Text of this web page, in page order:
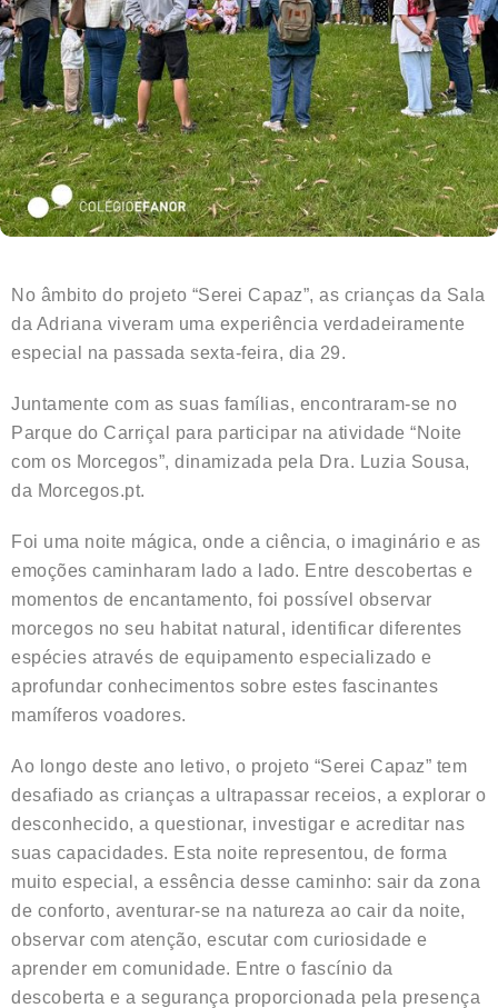
No âmbito do projeto “Serei Capaz”, as crianças da Sala
da Adriana viveram uma experiência verdadeiramente
especial na passada sexta-feira, dia 29.
Juntamente com as suas famílias, encontraram-se no
Parque do Carriçal para participar na atividade “Noite
com os Morcegos”, dinamizada pela Dra. Luzia Sousa,
da Morcegos.pt.
Foi uma noite mágica, onde a ciência, o imaginário e as
emoções caminharam lado a lado. Entre descobertas e
momentos de encantamento, foi possível observar
morcegos no seu habitat natural, identificar diferentes
espécies através de equipamento especializado e
aprofundar conhecimentos sobre estes fascinantes
mamíferos voadores.
Ao longo deste ano letivo, o projeto “Serei Capaz” tem
desafiado as crianças a ultrapassar receios, a explorar o
desconhecido, a questionar, investigar e acreditar nas
suas capacidades. Esta noite representou, de forma
muito especial, a essência desse caminho: sair da zona
de conforto, aventurar-se na natureza ao cair da noite,
observar com atenção, escutar com curiosidade e
aprender em comunidade. Entre o fascínio da
descoberta e a segurança proporcionada pela presença